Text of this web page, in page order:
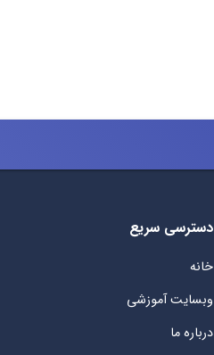
دسترسی سریع
خانه
وبسایت آموزشی
درباره ما